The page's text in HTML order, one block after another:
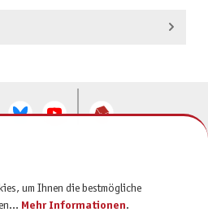
um Ihnen die bestmögliche
Mehr Informationen.